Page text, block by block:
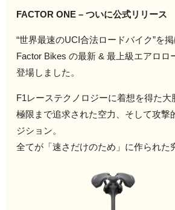
FACTOR ONE – ついに公式リリース
“世界最速のUCI合法ロードバイク”を掲
Factor Bikes の最新 & 最上級エアロロ
登場しました。
F1レーステクノロジーに着想を得た大
極限まで追求された空力、そして攻撃
ジション。
全てが「速さだけのため」に作られた